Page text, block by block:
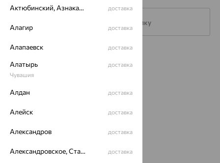
Подписаться на рассылку
Акции
Доставка
Покупателям
О нас
Магазины и доставка
Актюбинский, Азнакаевский район доставка
Алагир доставка
Алапаевск доставка
Алатырь
Чувашия
доставка
Алдан доставка
Алейск доставка
Александров доставка
Александровское, Ставропольский край доставка